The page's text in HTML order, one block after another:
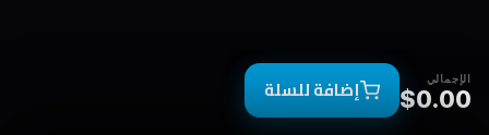
الإجمالي
$0.00 إضافة للسلة